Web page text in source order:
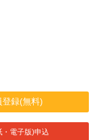
登録(無料)
・電子版)申込